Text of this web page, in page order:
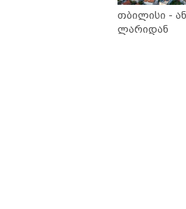
თბილისი -
ლარიდან